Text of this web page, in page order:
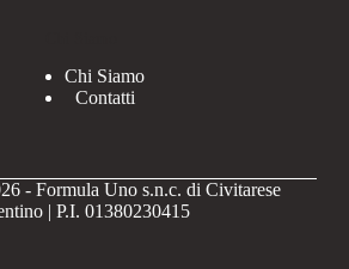
Chi Siamo
Contatti
- Formula Uno s.n.c. di Civitarese
| P.I. 01380230415